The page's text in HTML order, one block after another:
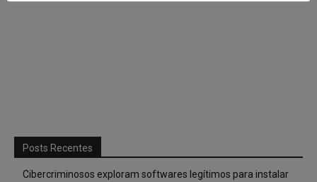
Posts Recentes
Cibercriminosos exploram softwares legítimos para instalar